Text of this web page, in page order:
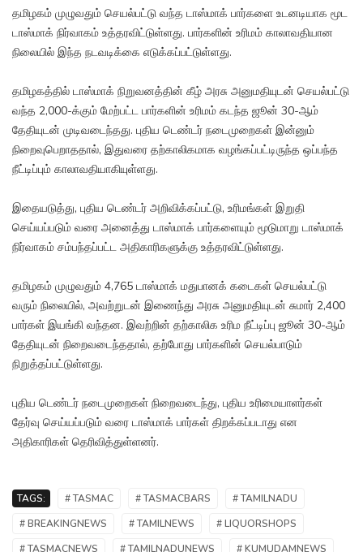
தமிழகம் முழுவதும் செயல்பட்டு வந்த டாஸ்மாக் பார்களை உடனடியாக மூட
டாஸ்மாக் நிர்வாகம் உத்தரவிட்டுள்ளது. பார்களின் உரிமம் காலாவதியான
நிலையில் இந்த நடவடிக்கை எடுக்கப்பட்டுள்ளது.
தமிழகத்தில் டாஸ்மாக் நிறுவனத்தின் கீழ் அரசு அனுமதியுடன் செயல்பட்டு
வந்த 2,000-க்கும் மேற்பட்ட பார்களின் உரிமம் கடந்த ஜூன் 30-ஆம்
தேதியுடன் முடிவடைந்தது. புதிய டெண்டர் நடைமுறைகள் இன்னும்
நிறைவுபெறாததால், இதுவரை தற்காலிகமாக வழங்கப்பட்டிருந்த ஒப்பந்த
நீட்டிப்பும் காலாவதியாகியுள்ளது.
இதையடுத்து, புதிய டெண்டர் அறிவிக்கப்பட்டு, உரிமங்கள் இறுதி
செய்யப்படும் வரை அனைத்து டாஸ்மாக் பார்களையும் மூடுமாறு டாஸ்மாக்
நிர்வாகம் சம்பந்தப்பட்ட அதிகாரிகளுக்கு உத்தரவிட்டுள்ளது.
தமிழகம் முழுவதும் 4,765 டாஸ்மாக் மதுபானக் கடைகள் செயல்பட்டு
வரும் நிலையில், அவற்றுடன் இணைந்து அரசு அனுமதியுடன் சுமார் 2,400
பார்கள் இயங்கி வந்தன. இவற்றின் தற்காலிக உரிம நீட்டிப்பு ஜூன் 30-ஆம்
தேதியுடன் நிறைவடைந்ததால், தற்போது பார்களின் செயல்பாடும்
நிறுத்தப்பட்டுள்ளது.
புதிய டெண்டர் நடைமுறைகள் நிறைவடைந்து, புதிய உரிமையாளர்கள்
தேர்வு செய்யப்படும் வரை டாஸ்மாக் பார்கள் திறக்கப்படாது என
அதிகாரிகள் தெரிவித்துள்ளனர்.
TAGS: # TASMAC # TASMACBARS
# TAMILNADU
# BREAKINGNEWS
# TAMILNEWS
# LIQUORSHOPS
# TASMACNEWS
# TAMILNADUNEWS # KUMUDAMNEWS